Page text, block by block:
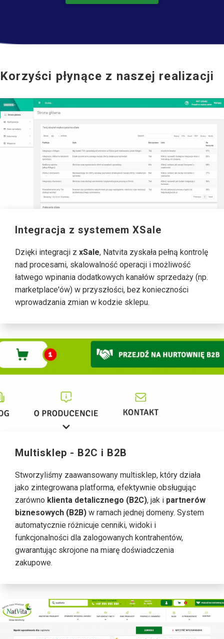
Korzyści płynące z naszej realizacji
Integracja z systemem XSale
Dzięki integracji z xSale, Natvita zyskała pełną kontrolę
nad procesami, skalowalność operacji i możliwość
łatwego wpinania dodatkowych kanałów sprzedaży (np.
marketplace'ów) w przyszłości, bez konieczności
wprowadzania zmian w kodzie sklepu.
Multisklep - B2C i B2B
Stworzyliśmy zaawansowany multisklep, który działa
jako zintegrowana platforma, efektywnie obsługując
zarówno klienta detalicznego (B2C), jak i partnerów
biznesowych (B2B) w ramach jednej domeny. System
automatycznie różnicuje cenniki, widoki i
funkcjonalności dla zalogowanych kontrahentów,
gwarantując skrojone na miarę doświadczenia
zakupowe.